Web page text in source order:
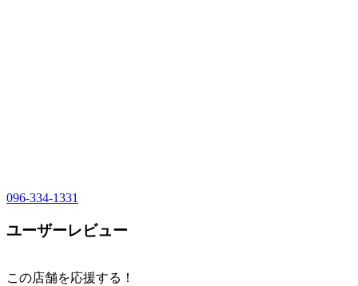
096-334-1331
ユーザーレビュー
この店舗を応援する！